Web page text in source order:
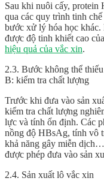
Sau khi nuôi cấy, protein
qua các quy trình tinh
bước xử lý hóa học khác.
được độ tinh khiết cao
hiệu quả của vắc xin.
2.3. Bước không thể
B: kiểm tra chất lượng
Trước khi đưa vào sản
kiểm tra chất lượng
lực và tính ổn định. Các
nồng độ HBsAg, tính vô
khả năng gây miễn
được phép đưa vào sản
2.4. Sản xuất lô vắc xin